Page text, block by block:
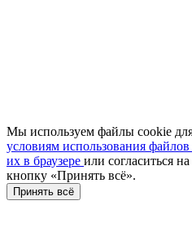
Мы используем файлы cookie для
условиям использования
их в браузере или cогласиться
кнопку «Принять всё».
Принять всё